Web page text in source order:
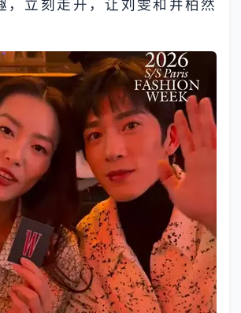
，立刻走开，让刘雯和井柏然